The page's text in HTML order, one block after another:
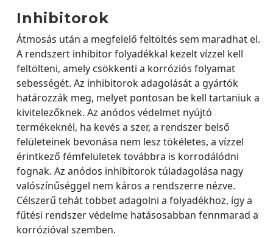
Inhibitorok
Átmosás után a megfelelő feltöltés sem maradhat el.
A rendszert inhibitor folyadékkal kezelt vízzel kell
feltölteni, amely csökkenti a korróziós folyamat
sebességét. Az inhibitorok adagolását a gyártók
határozzák meg, melyet pontosan be kell tartaniuk a
kivitelezőknek. Az anódos védelmet nyújtó
termékeknél, ha kevés a szer, a rendszer belső
felületeinek bevonása nem lesz tökéletes, a vízzel
érintkező fémfelületek továbbra is korrodálódni
fognak. Az anódos inhibitorok túladagolása nagy
valószínűséggel nem káros a rendszerre nézve.
Célszerű tehát többet adagolni a folyadékhoz, így a
fűtési rendszer védelme hatásosabban fennmarad a
korrózióval szemben.